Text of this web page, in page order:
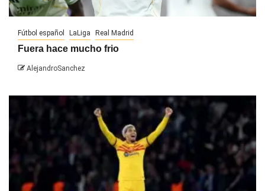
Fútbol español LaLiga Real Madrid
Fuera hace mucho frio
AlejandroSanchez